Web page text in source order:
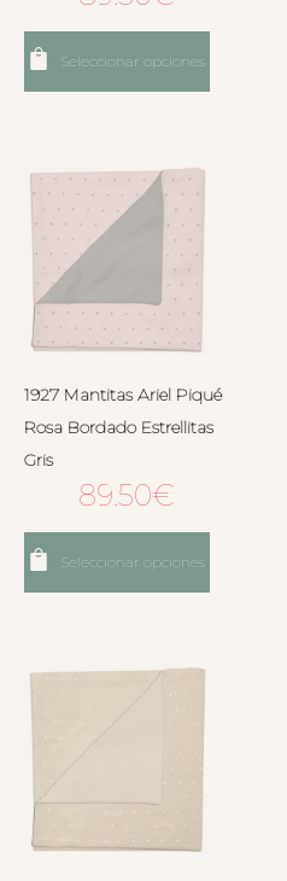
Seleccionar opciones
1927 Mantitas Ariel Piqué
Rosa Bordado Estrellitas
Gris
89.50€
Seleccionar opciones